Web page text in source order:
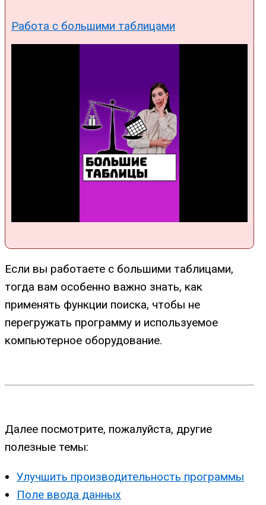
Работа с большими таблицами
Если вы работаете с большими таблицами,
тогда вам особенно важно знать, как
применять функции поиска, чтобы не
перегружать программу и используемое
компьютерное оборудование.
Далее посмотрите, пожалуйста, другие
полезные темы:
Улучшить производительность программы
Поле ввода данных